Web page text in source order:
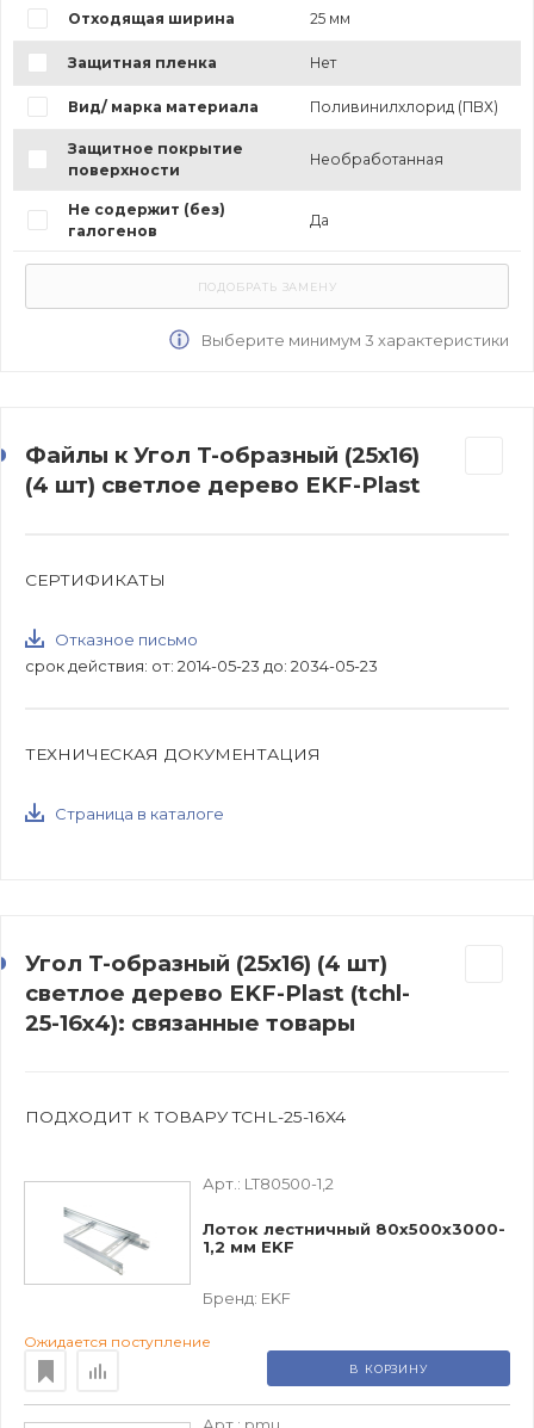
Отходящая ширина 25 мм
Защитная пленка Нет
Вид/ марка материала Поливинилхлорид (ПВХ)
Защитное покрытие
поверхности
Необработанная
Не содержит (без)
галогенов
Да
Выберите минимум 3 характеристики
Файлы к Угол T-образный (25х16)
(4 шт) светлое дерево EKF-Plast
СЕРТИФИКАТЫ
Отказное письмо
срок действия: от: 2014-05-23 до: 2034-05-23
ТЕХНИЧЕСКАЯ ДОКУМЕНТАЦИЯ
Страница в каталоге
Угол T-образный (25х16) (4 шт)
светлое дерево EKF-Plast (tchl-
25-16x4): связанные товары
ПОДХОДИТ К ТОВАРУ TCHL-25-16X4
Арт.: LT80500-1,2
Лоток лестничный 80х500х3000-
1,2 мм EKF
Бренд: EKF
Ожидается поступление
В КОРЗИНУ